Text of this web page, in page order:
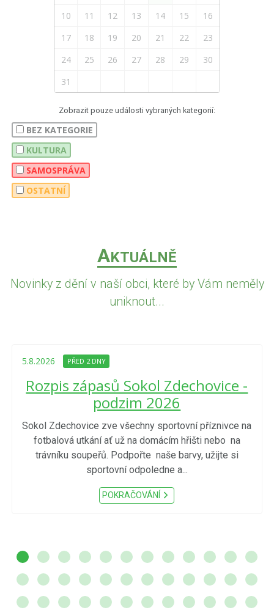
10
11 12 13 14 15
16
17
18 19 20 21 22
23
24
25 26 27 28 29
30
31
Zobrazit pouze události vybraných kategorií:
BEZ KATEGORIE
KULTURA
SAMOSPRÁVA
OSTATNÍ
AKTUÁLNĚ
Novinky z dění v naší obci, které by Vám neměly
uniknout...
5.8.2026 PŘED 2 DNY
Rozpis zápasů Sokol Zdechovice -
podzim 2026
Sokol Zdechovice zve všechny sportovní příznivce na
fotbalová utkání ať už na domácím hřišti nebo na
trávníku soupeřů. Podpořte naše barvy, užijte si
sportovní odpoledne a...
POKRAČOVÁNÍ